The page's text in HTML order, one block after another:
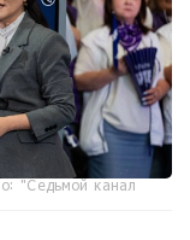
"Седьмой канал"